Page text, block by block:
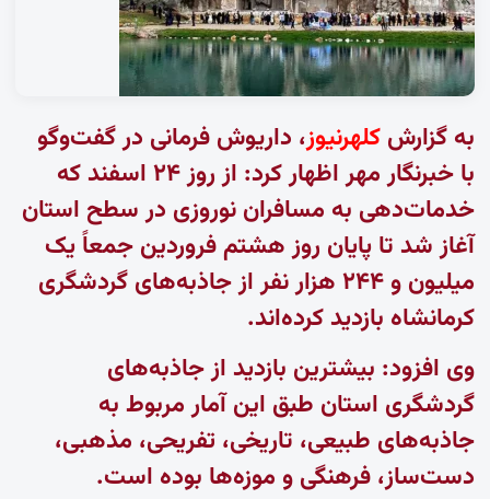
به گزارش کلهرنیوز، داریوش فرمانی در گفت‌وگو
با خبرنگار مهر
اظهار کرد: از روز ۲۴ اسفند که
خدمات‌دهی به مسافران نوروزی در سطح استان
آغاز شد تا پایان روز هشتم فروردین جمعاً یک
میلیون و ۲۴۴ هزار نفر از جاذبه‌های گردشگری
کرمانشاه بازدید کرده‌اند.
وی افزود: بیشترین بازدید از جاذبه‌های
گردشگری استان طبق این آمار مربوط به
جاذبه‌های طبیعی، تاریخی، تفریحی، مذهبی،
دست‌ساز، فرهنگی و موزه‌ها بوده است.